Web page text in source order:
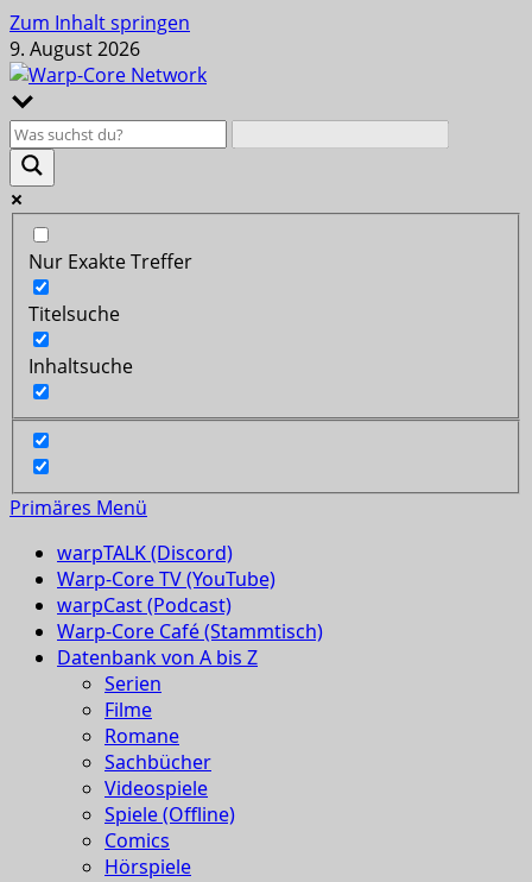
Zum Inhalt springen
9. August 2026
Nur Exakte Treffer
Titelsuche
Inhaltsuche
Primäres Menü
warpTALK (Discord)
Warp-Core TV (YouTube)
warpCast (Podcast)
Warp-Core Café (Stammtisch)
Datenbank von A bis Z
Serien
Filme
Romane
Sachbücher
Videospiele
Spiele (Offline)
Comics
Hörspiele